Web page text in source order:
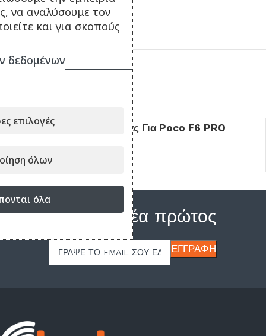
ΣΥΝΔΥΑΣΕ ΤΟ ΜΕ...
Γυαλί Προστασίας Για Poco F6 PRO
Μάθε τα νέα πρώτος
να αναλύσουμε τον
και για σκοπούς
δεδομένων
επιλογές
όλων
όλα